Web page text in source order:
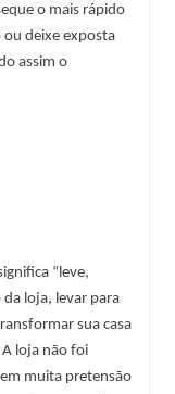
o mais rápido
ou deixe exposta
assim o
“leve,
da loja, levar para
sua casa
loja não foi
muita pretensão